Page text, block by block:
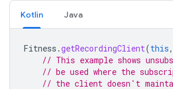
Kotlin Java
Fitness .getRecordingClient(this,
// This example shows
// be used where the
// the client doesn't